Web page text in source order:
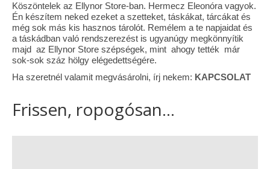
Köszöntelek az Ellynor Store-ban. Hermecz Eleonóra vagyok.
Én készítem neked ezeket a szetteket, táskákat, tárcákat és
még sok más kis hasznos tárolót. Remélem a te napjaidat és
a táskádban való rendszerezést is ugyanúgy megkönnyítik
majd az Ellynor Store szépségek, mint ahogy tették már
sok-sok száz hölgy elégedettségére.
Ha szeretnél valamit megvásárolni, írj nekem: KAPCSOLAT
Frissen, ropogósan...